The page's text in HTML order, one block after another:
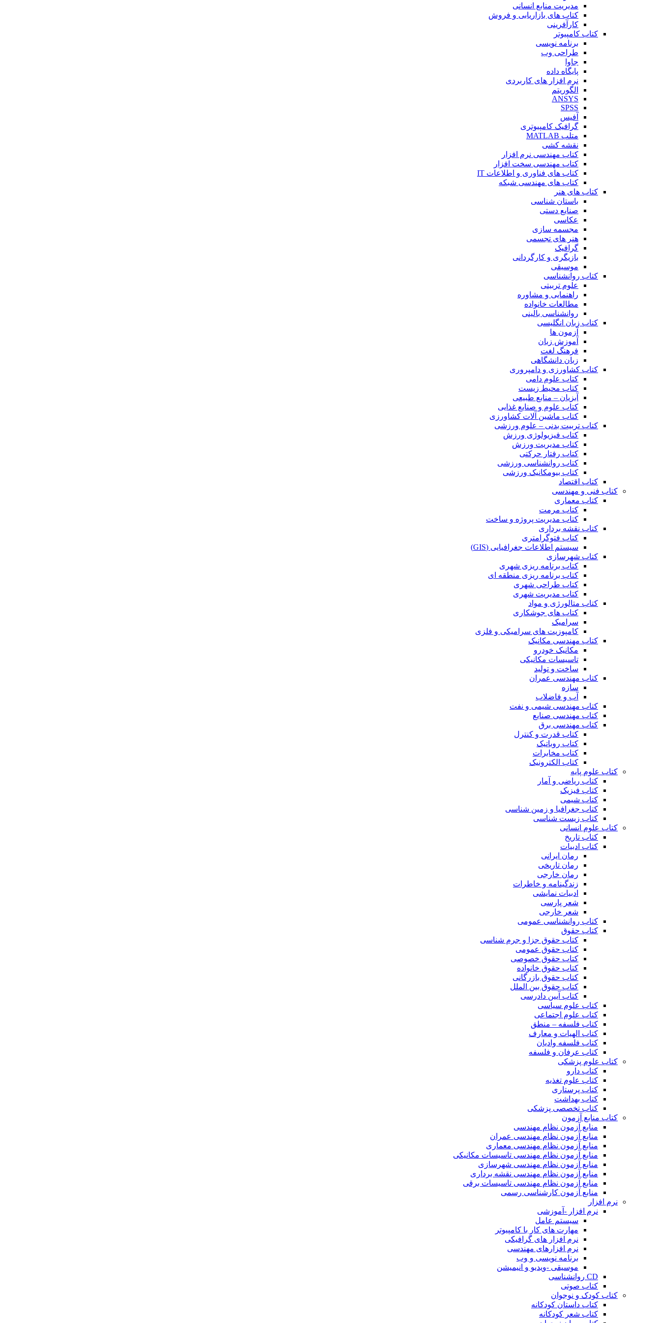
مدیریت منابع انسانی
کتاب های بازاریابی و فروش
کارآفرینی
کتاب کامپیوتر
برنامه نویسی
طراحی وب
جاوا
پایگاه داده
نرم افزار های کاربردی
الگوریتم
ANSYS
SPSS
آفیس
گرافیک کامپیوتری
متلب MATLAB
نقشه کشی
کتاب مهندسی نرم افزار
کتاب مهندسی سخت افزار
کتاب های فناوری و اطلاعات IT
کتاب های مهندسی شبکه
کتاب های هنر
باستان شناسی
صنایع دستی
عکاسی
مجسمه سازی
هنر های تجسمی
گرافیک
بازیگری و کارگردانی
موسیقی
کتاب روانشناسی
علوم تربیتی
راهنمایی و مشاوره
مطالعات خانواده
روانشناسی بالینی
کتاب زبان انگلیسی
آزمون ها
آموزش زبان
فرهنگ لغت
زبان دانشگاهی
کتاب کشاورزی و دامپروری
کتاب علوم دامی
کتاب محیط زیست
آبزیان – منابع طبیعی
کتاب علوم و صنایع غذایی
کتاب ماشین آلات کشاورزی
کتاب تربیت بدنی – علوم ورزشی
کتاب فیزیولوژی ورزش
کتاب مدیریت ورزش
کتاب رفتار حرکتی
کتاب روانشناسی ورزشی
کتاب بیومکانیک ورزشی
کتاب اقتصاد
کتاب فنی و مهندسی
کتاب معماری
کتاب مرمت
کتاب مدیریت پروژه و ساخت
کتاب نقشه برداری
کتاب فتوگرامتری
سیستم اطلاعات جغرافیایی (GIS)
کتاب شهرسازی
کتاب برنامه ریزی شهری
کتاب برنامه ریزی منطقه ای
کتاب طراحی شهری
کتاب مدیریت شهری
کتاب متالورژی و مواد
کتاب های جوشکاری
سرامیک
کامپوزیت های سرامیکی و فلزی
کتاب مهندسی مکانیک
مکانیک خودرو
تاسیسات مکانیکی
ساخت و تولید
کتاب مهندسی عمران
سازه
آب و فاضلاب
کتاب مهندسی شیمی و نفت
کتاب مهندسی صنایع
کتاب مهندسی برق
کتاب قدرت و کنترل
کتاب روباتیک
کتاب مخابرات
کتاب الکترونیک
کتاب علوم پایه
کتاب ریاضی و آمار
کتاب فیزیک
کتاب شیمی
کتاب جغرافیا و زمین شناسی
کتاب زیست شناسی
کتاب علوم انسانی
کتاب تاریخ
کتاب ادبیات
رمان ایرانی
رمان تاریخی
رمان خارجی
زندگینامه و خاطرات
ادبیات نمایشی
شعر پارسی
شعر خارجی
کتاب روانشناسی عمومی
کتاب حقوق
کتاب حقوق جزا و جرم شناسی
کتاب حقوق عمومی
کتاب حقوق خصوصی
کتاب حقوق خانواده
کتاب حقوق بازرگانی
کتاب حقوق بین الملل
کتاب آیین دادرسی
کتاب علوم سیاسی
کتاب علوم اجتماعی
کتاب فلسفه – منطق
کتاب الهیات و معارف
کتاب فلسفه وادیان
کتاب عرفان و فلسفه
کتاب علوم پزشکی
کتاب دارو
کتاب علوم تغذیه
کتاب پرستاری
کتاب بهداشت
کتاب تخصصی پزشکی
کتاب منابع آزمون
منابع آزمون نظام مهندسی
منابع آزمون نظام مهندسی عمران
منابع آزمون نظام مهندسی معماری
منابع آزمون نظام مهندسی تاسیسات مکانیکی
منابع آزمون نظام مهندسی شهرسازی
منابع آزمون نظام مهندسی نقشه برداری
منابع آزمون نظام مهندسی تاسیسات برقی
منابع آزمون کارشناسی رسمی
نرم افزار
نرم افزار -آموزشی
سیستم عامل
مهارت های کار با کامپیوتر
نرم افزار های گرافیکی
نرم افزارهای مهندسی
برنامه نویسی و وب
موسیقی -ویدیو و انیمیشن
CD روانشناسی
کتاب صوتی
کتاب کودک و نوجوان
کتاب داستان کودکانه
کتاب شعر کودکانه